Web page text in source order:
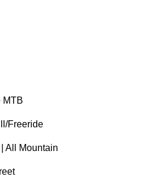
MTB
Freeride
All Mountain